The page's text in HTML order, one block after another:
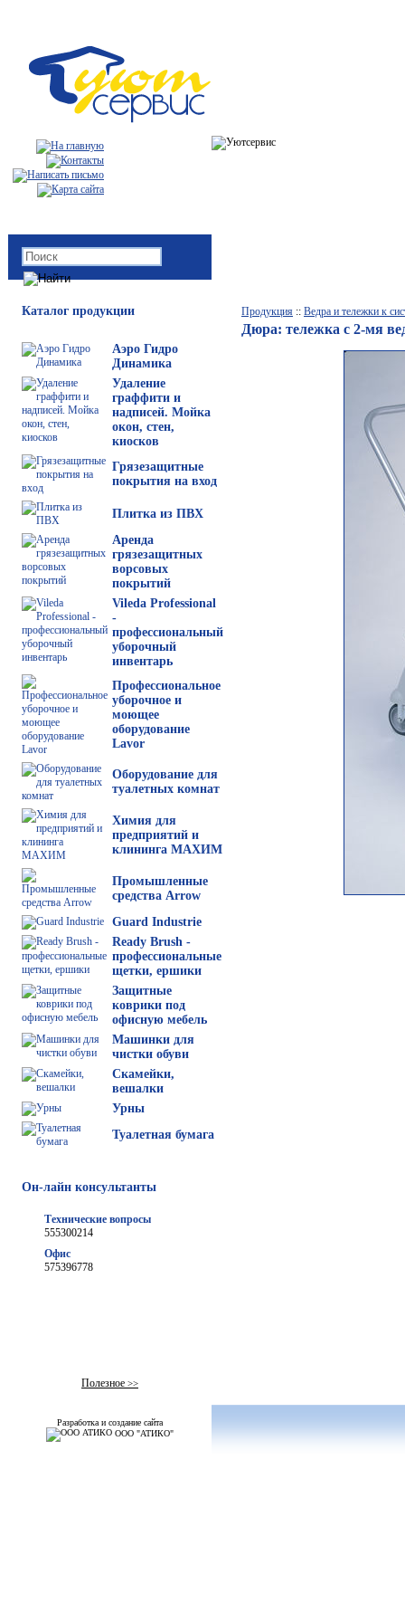
Каталог продукции
Аэро Гидро
Динамика
Удаление
граффити и
надписей. Мойка
окон, стен,
киосков
Грязезащитные
покрытия на вход
Плитка из ПВХ
Аренда
грязезащитных
ворсовых
покрытий
Vileda Professional
-
профессиональный
уборочный
инвентарь
Профессиональное
уборочное и
моющее
оборудование
Lavor
Оборудование для
туалетных комнат
Химия для
предприятий и
клининга МАХИМ
Промышленные
средства Arrow
Guard Industrie
Ready Brush -
профессиональные
щетки, ершики
Защитные
коврики под
офисную мебель
Машинки для
чистки обуви
Скамейки,
вешалки
Урны
Туалетная бумага
Он-лайн консультанты
Технические вопросы
555300214
Офис
575396778
Продукция :: Ведра и тележки к
Дюра: тележка с 2-мя
Полезное >>
Разработка и создание сайта
ООО "АТИКО"